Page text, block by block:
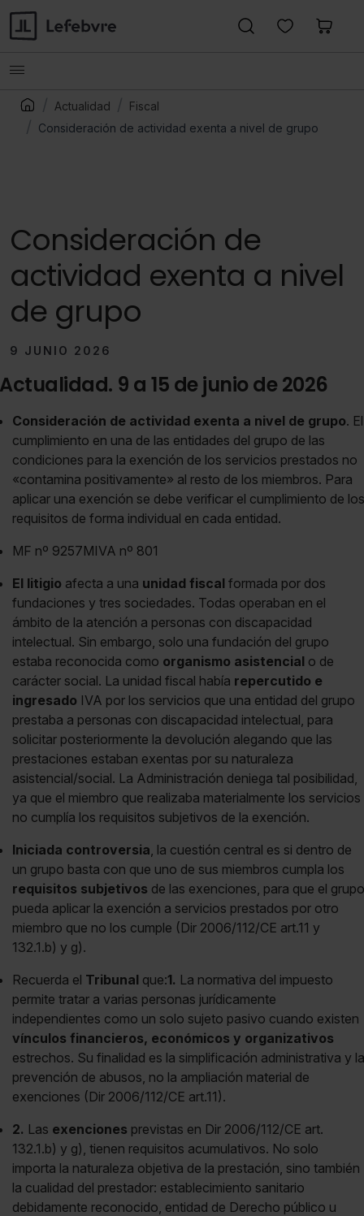
Actualidad
Fiscal
Consideración de actividad exenta a nivel de grupo
Consideración de
actividad exenta a nivel
de grupo
9 JUNIO 2026
Actualidad. 9 a 15 de junio de 2026
Consideración de actividad exenta a nivel de grupo. El
cumplimiento en una de las entidades del grupo de las
condiciones para la exención de los servicios prestados no
«contamina positivamente» al resto de los miembros. Para
aplicar una exención se debe verificar el cumplimiento de los
requisitos de forma individual en cada entidad.
MF nº 9257MIVA nº 801
El litigio afecta a una unidad fiscal formada por dos
fundaciones y tres sociedades. Todas operaban en el
ámbito de la atención a personas con discapacidad
intelectual. Sin embargo, solo una fundación del grupo
estaba reconocida como organismo asistencial o de
carácter social. La unidad fiscal había repercutido e
ingresado IVA por los servicios que una entidad del grupo
prestaba a personas con discapacidad intelectual, para
solicitar posteriormente la devolución alegando que las
prestaciones estaban exentas por su naturaleza
asistencial/social. La Administración deniega tal posibilidad,
ya que el miembro que realizaba materialmente los servicios
no cumplía los requisitos subjetivos de la exención.
Iniciada controversia, la cuestión central es si dentro de
un grupo basta con que uno de sus miembros cumpla los
requisitos subjetivos de las exenciones, para que el grupo
pueda aplicar la exención a servicios prestados por otro
miembro que no los cumple (Dir 2006/112/CE art.11 y
132.1.b) y g).
Recuerda el Tribunal que:1. La normativa del impuesto
permite tratar a varias personas jurídicamente
independientes como un solo sujeto pasivo cuando existen
vínculos financieros, económicos y organizativos
estrechos. Su finalidad es la simplificación administrativa y la
prevención de abusos, no la ampliación material de
exenciones (Dir 2006/112/CE art.11).
2. Las exenciones previstas en Dir 2006/112/CE art.
132.1.b) y g), tienen requisitos acumulativos. No solo
importa la naturaleza objetiva de la prestación, sino también
la cualidad del prestador: establecimiento sanitario
debidamente reconocido, entidad de Derecho público u